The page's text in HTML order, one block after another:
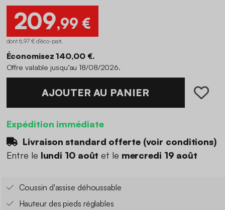
209,99 €
dont 6,97 € d'éco-part.
Économisez 140,00 €.
Offre valable jusqu’au 18/08/2026.
AJOUTER AU PANIER
Expédition immédiate
Livraison standard offerte (voir conditions)
Entre le lundi 10 août et le mercredi 19 août
Coussin d'assise déhoussable
Hauteur des pieds réglables